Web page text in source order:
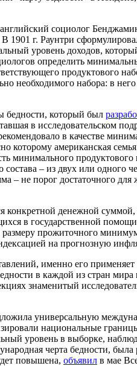
социолог
1901 г. Раунтри
уровень доходов,
определить
продуктового
необходимого набора: в
бедности, который был
в исследовательском
в качестве
которому американская
минимального
состава – из двух или
– не порог достаточного
конкретной денежной
в государственной
размеру прожиточного
на прогнозную
именно его
в каждой из стран
знаменитый
универсальную
национальные
уровень в выборке,
черта бедности,
повышена, объявил в мае